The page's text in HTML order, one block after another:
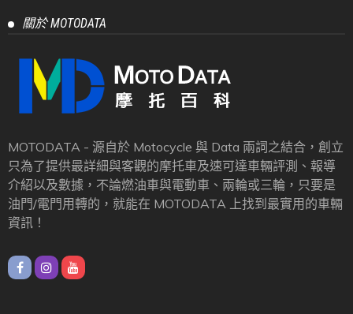
關於 MOTODATA
MOTODATA - 源自於 Motocycle 與 Data 兩詞之結合，創立
只為了提供最詳細與客觀的摩托車及速可達車輛評測、報導
介紹以及數據，不論燃油車與電動車、兩輪或三輪，只要是
油門/電門用轉的，就能在 MOTODATA 上找到最實用的車輛
資訊！